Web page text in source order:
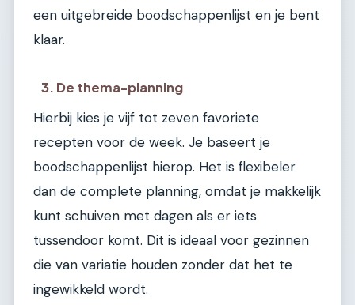
een uitgebreide boodschappenlijst en je bent
klaar.
3. De thema-planning
Hierbij kies je vijf tot zeven favoriete
recepten voor de week. Je baseert je
boodschappenlijst hierop. Het is flexibeler
dan de complete planning, omdat je makkelijk
kunt schuiven met dagen als er iets
tussendoor komt. Dit is ideaal voor gezinnen
die van variatie houden zonder dat het te
ingewikkeld wordt.